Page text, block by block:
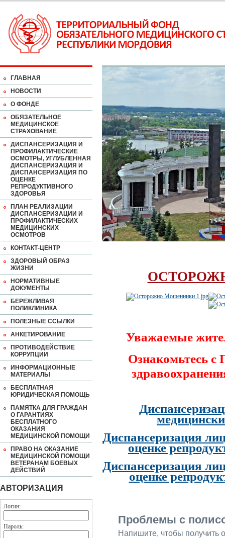
ГЛАВНАЯ
НОВОСТИ
О ФОНДЕ
ОБЯЗАТЕЛЬНОЕ
МЕДИЦИНСКОЕ
СТРАХОВАНИЕ
ДИСПАНСЕРИЗАЦИЯ И
ПРОФИЛАКТИЧЕСКИЕ
ОСМОТРЫ, УГЛУБЛЕННАЯ
ДИСПАНСЕРИЗАЦИЯ И
ДИСПАНСЕРИЗАЦИЯ ПО
ОЦЕНКЕ
РЕПРОДУКТИВНОГО
ЗДОРОВЬЯ
ПЛАН РЕАЛИЗАЦИИ
ДИСПАНСЕРИЗАЦИИ И
ПРОФИЛАКТИЧЕСКИХ
МЕДИЦИНСКИХ
ОСМОТРОВ
КОНТАКТ-ЦЕНТР
ЗДОРОВЫЙ ОБРАЗ
ЖИЗНИ
НОРМАТИВНЫЕ
ДОКУМЕНТЫ
БЕРЕЖЛИВАЯ
ПОЛИКЛИНИКА
ПОЛЕЗНЫЕ ССЫЛКИ
АНКЕТИРОВАНИЕ
ПРОТИВОДЕЙСТВИЕ
КОРРУПЦИИ
ИНФОРМАЦИОННЫЕ
МАТЕРИАЛЫ
БЕСПЛАТНАЯ
ЮРИДИЧЕСКАЯ ПОМОЩЬ
ПАМЯТКА ДЛЯ ГРАЖДАН
О ГАРАНТИЯХ
БЕСПЛАТНОГО
ОКАЗАНИЯ
МЕДИЦИНСКОЙ ПОМОЩИ
ПРАВО НА ОКАЗАНИЕ
МЕДИЦИНСКОЙ ПОМОЩИ
ВЕТЕРАНАМ БОЕВЫХ
ДЕЙСТВИЙ
АВТОРИЗАЦИЯ
Логин:
Пароль:
Уважаемые
Ознакомьтесь
Диспансеризация
оценке
Диспансеризация
оценке
Проблемы с
Напишите, чтобы получить